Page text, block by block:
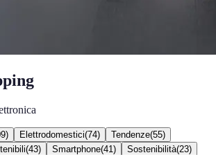
) Elettrodomestici(74) Tendenze(55)
(43) Smartphone(41 ) Sostenibilità(23)